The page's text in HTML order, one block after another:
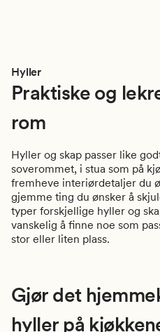
Hyller
Praktiske og
rom
Hyller og skap passer like
soverommet, i stua som på
fremheve interiørdetaljer du
gjemme ting du ønsker å
typer forskjellige hyller og
vanskelig å finne noe som
stor eller liten plass.
Gjør det
hyller på